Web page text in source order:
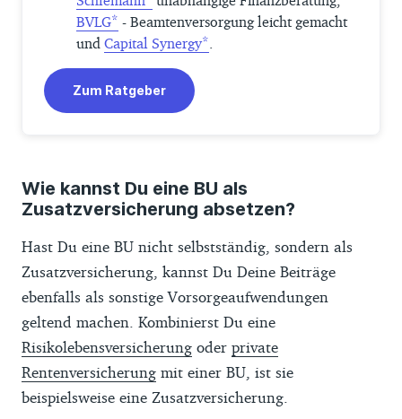
BVLG - Beamtenversorgung leicht gemacht
und Capital Synergy .
Zum Ratgeber
Wie kannst Du eine BU als
Zusatzversicherung absetzen?
Hast Du eine BU nicht selbstständig, sondern als
Zusatzversicherung, kannst Du Deine Beiträge
ebenfalls als sonstige Vorsorgeaufwendungen
geltend machen. Kombinierst Du eine
Risikolebensversicherung oder private
Rentenversicherung mit einer BU, ist sie
beispielsweise eine Zusatzversicherung.